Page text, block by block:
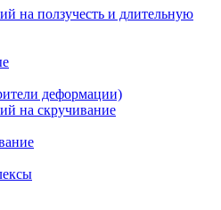
на ползучесть и длительную
деформации)
на скручивание